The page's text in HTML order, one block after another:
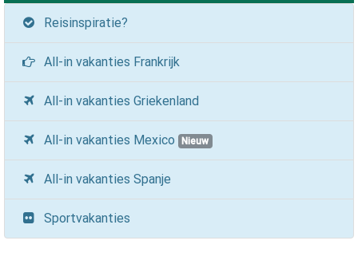
Reisinspiratie?
All-in vakanties Frankrijk
All-in vakanties Griekenland
All-in vakanties Mexico Nieuw
All-in vakanties Spanje
Sportvakanties